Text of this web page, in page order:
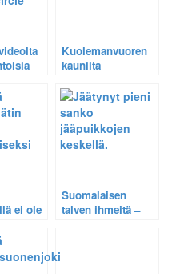
Kuolemanvuoren
kauniita
Kallio-Kourujärven
rannalla
Suonenjoella
ei ole
Suomalaisen
talven ihmeitä –